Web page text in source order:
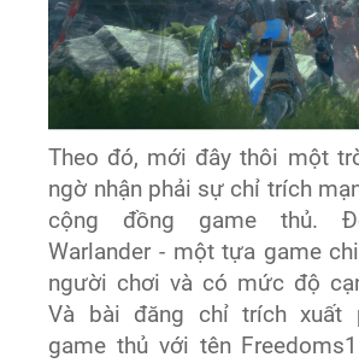
Theo đó, mới đây thôi một
ngờ nhận phải sự chỉ trích
cộng đồng game thủ.
Warlander - một tựa game
người chơi và có mức độ
Và bài đăng chỉ trích xuất
game thủ với tên